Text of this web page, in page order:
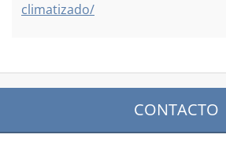
climatizado/
CONTACTO